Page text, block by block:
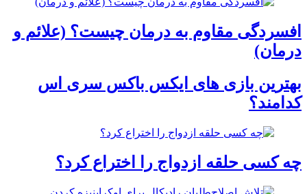
افسردگی مقاوم به درمان چیست؟ (علائم و
درمان)
بهترین بازی های ایکس باکس سری اس
کدامند؟
چه کسی حلقه‌ ازدواج را اختراع کرد؟